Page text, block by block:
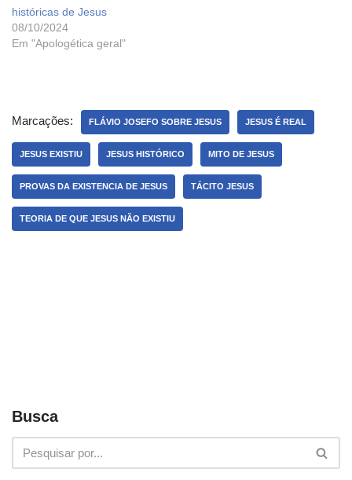
históricas de Jesus
08/10/2024
Em "Apologética geral"
Marcações: FLÁVIO JOSEFO SOBRE JESUS JESUS É REAL
JESUS EXISTIU JESUS HISTÓRICO MITO DE JESUS
PROVAS DA EXISTENCIA DE JESUS TÁCITO JESUS
TEORIA DE QUE JESUS NÃO EXISTIU
Busca